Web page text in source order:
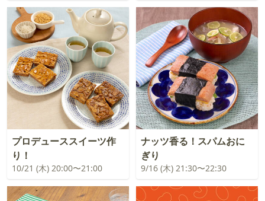
プロデューススイーツ作
り！
10/21 (木) 20:00〜21:00
ナッツ香る！スパムおに
ぎり
9/16 (木) 21:30〜22:30